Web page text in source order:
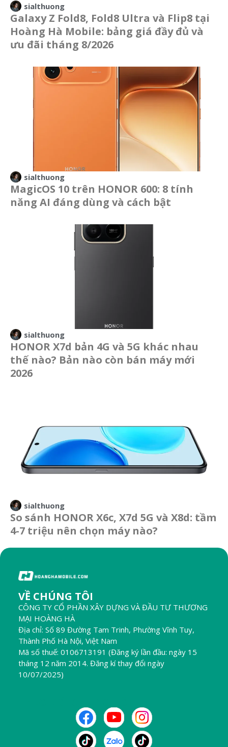
sialthuong
Galaxy Z Fold8, Fold8 Ultra và Flip8 tại
Hoàng Hà Mobile: bảng giá đầy đủ và
ưu đãi tháng 8/2026
sialthuong
MagicOS 10 trên HONOR 600: 8 tính
năng AI đáng dùng và cách bật
sialthuong
HONOR X7d bản 4G và 5G khác nhau
thế nào? Bản nào còn bán máy mới
2026
sialthuong
So sánh HONOR X6c, X7d 5G và X8d: tầm
4-7 triệu nên chọn máy nào?
VỀ CHÚNG TÔI
CÔNG TY CỔ PHẦN XÂY DỰNG VÀ ĐẦU TƯ THƯƠNG
MẠI HOÀNG HÀ
Địa chỉ: Số 89 Đường Tam Trinh, Phường Vĩnh Tuy,
Thành Phố Hà Nội, Việt Nam
Mã số thuế: 0106713191 (Đăng ký lần đầu: ngày 15
tháng 12 năm 2014. Đăng kí thay đổi ngày
10/07/2025)